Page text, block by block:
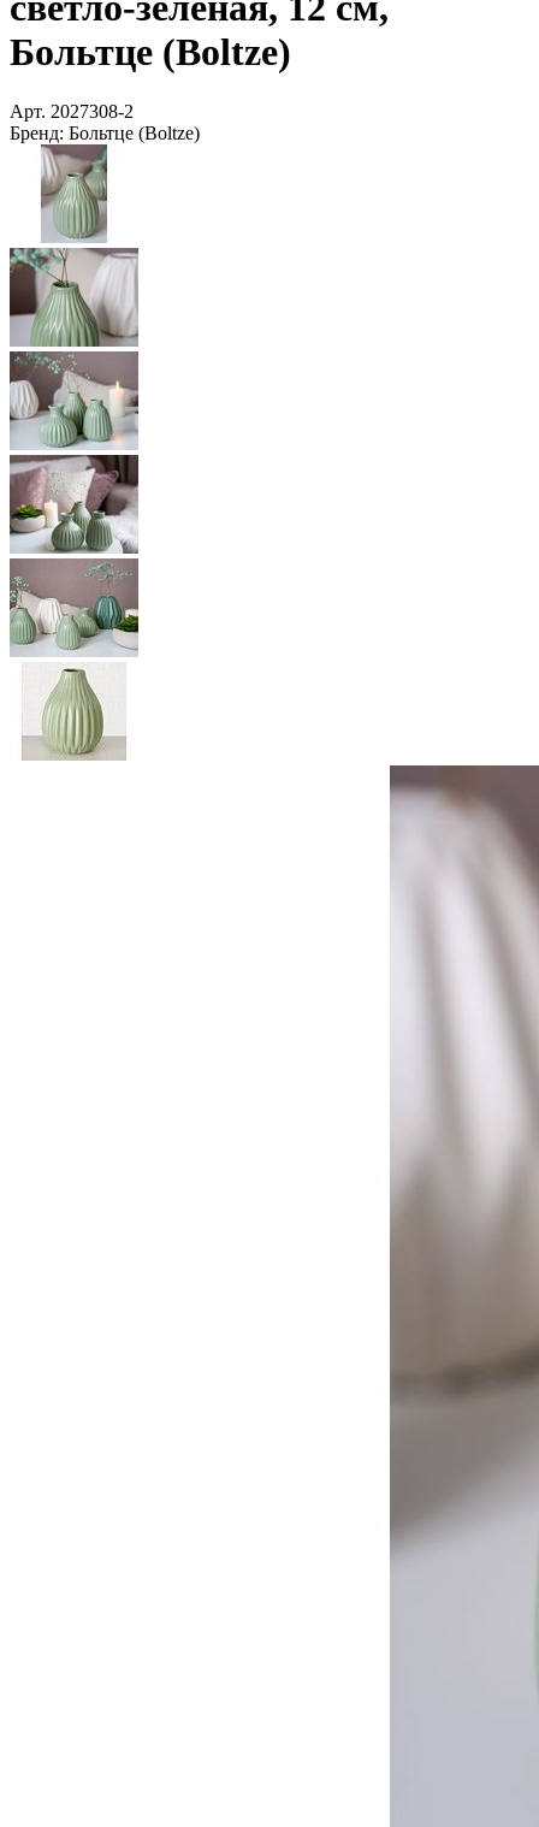
Больтце (Boltze)
Арт. 2027308-2
Бренд: Больтце (Boltze)